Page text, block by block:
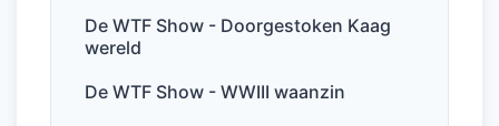
De WTF Show - Doorgestoken Kaag
wereld
De WTF Show - WWIII waanzin